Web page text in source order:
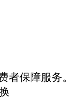
者保障服务。